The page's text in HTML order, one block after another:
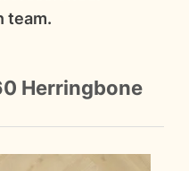
team.
Herringbone